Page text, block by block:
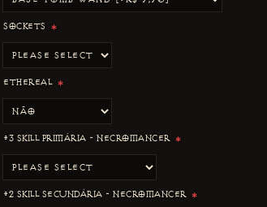
SOCKETS *
ETHEREAL *
+3 SKILL PRIMÁRIA - NECROMANCER *
+2 SKILL SECUNDÁRIA - NECROMANCER *